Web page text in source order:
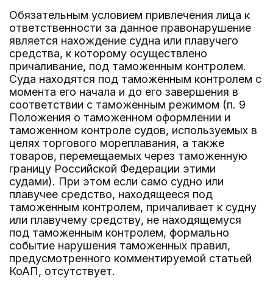
Обязательным условием привлечения лица к
ответственности за данное правонарушение
является нахождение судна или плавучего
средства, к которому осуществлено
причаливание, под таможенным контролем.
Суда находятся под таможенным контролем с
момента его начала и до его завершения в
соответствии с таможенным режимом (п. 9
Положения о таможенном оформлении и
таможенном контроле судов, используемых в
целях торгового мореплавания, а также
товаров, перемещаемых через таможенную
границу Российской Федерации этими
судами). При этом если само судно или
плавучее средство, находящееся под
таможенным контролем, причаливает к судну
или плавучему средству, не находящемуся
под таможенным контролем, формально
событие нарушения таможенных правил,
предусмотренного комментируемой статьей
КоАП, отсутствует.